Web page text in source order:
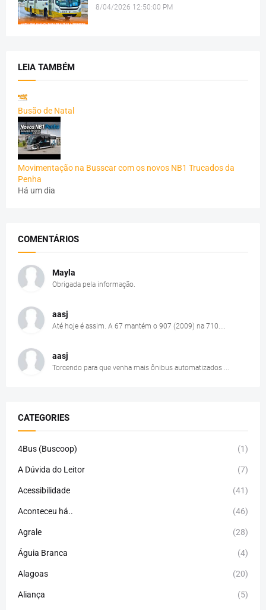
8/04/2026 12:50:00 PM
LEIA TAMBÉM
Busão de Natal
Movimentação na Busscar com os novos NB1 Trucados da
Penha
Há um dia
COMENTÁRIOS
Mayla
Obrigada pela informação.
aasj
Até hoje é assim. A 67 mantém o 907 (2009) na 710....
aasj
Torcendo para que venha mais ônibus automatizados ...
CATEGORIES
4Bus (Buscoop) (1)
A Dúvida do Leitor (7)
Acessibilidade (41)
Aconteceu há.. (46)
Agrale (28)
Águia Branca (4)
Alagoas (20)
Aliança (5)